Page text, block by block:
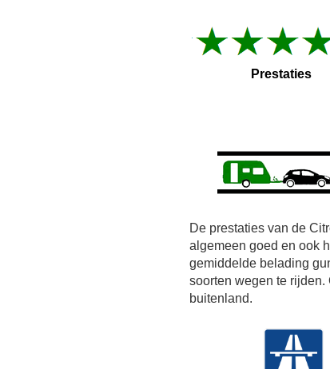
Prestaties
De prestaties van de
algemeen goed en ook
gemiddelde belading
soorten wegen te
buitenland.